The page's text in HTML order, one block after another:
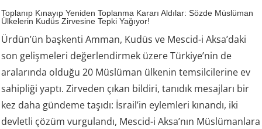
Toplanıp Kınayıp Yeniden Toplanma Kararı Aldılar: Sözde Müslüman
Ülkelerin Kudüs Zirvesine Tepki Yağıyor!
Ürdün’ün başkenti Amman, Kudüs ve Mescid-i Aksa’daki
son gelişmeleri değerlendirmek üzere Türkiye’nin de
aralarında olduğu 20 Müslüman ülkenin temsilcilerine ev
sahipliği yaptı. Zirveden çıkan bildiri, tanıdık mesajları bir
kez daha gündeme taşıdı: İsrail’in eylemleri kınandı, iki
devletli çözüm vurgulandı, Mescid-i Aksa’nın Müslümanlara